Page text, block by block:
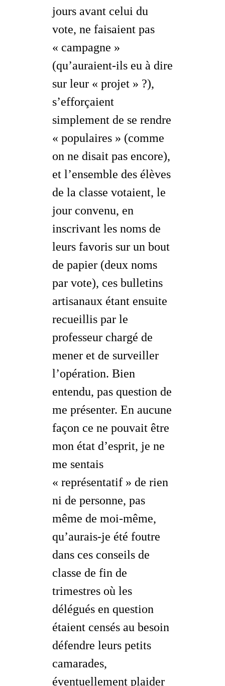
jours avant celui du
vote, ne faisaient pas
« campagne »
(qu’auraient-ils eu à dire
sur leur « projet » ?),
s’efforçaient
simplement de se rendre
« populaires » (comme
on ne disait pas encore),
et l’ensemble des élèves
de la classe votaient, le
jour convenu, en
inscrivant les noms de
leurs favoris sur un bout
de papier (deux noms
par vote), ces bulletins
artisanaux étant ensuite
recueillis par le
professeur chargé de
mener et de surveiller
l’opération. Bien
entendu, pas question de
me présenter. En aucune
façon ce ne pouvait être
mon état d’esprit, je ne
me sentais
« représentatif » de rien
ni de personne, pas
même de moi-même,
qu’aurais-je été foutre
dans ces conseils de
classe de fin de
trimestres où les
délégués en question
étaient censés au besoin
défendre leurs petits
camarades,
éventuellement plaider